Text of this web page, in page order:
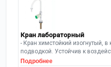
Кран лабораторный
- Кран химстойкий изогнутый, в
подводкой. Устойчив к
рабочее давление: 10 Бар.
Подробнее